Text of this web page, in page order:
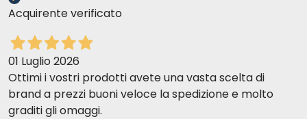
Acquirente verificato
01 Luglio 2026
Ottimi i vostri prodotti avete una vasta scelta di
brand a prezzi buoni veloce la spedizione e molto
graditi gli omaggi.